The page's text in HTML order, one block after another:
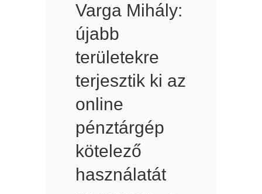
Varga Mihály:
újabb
területekre
terjesztik ki az
online
pénztárgép
kötelező
használatát